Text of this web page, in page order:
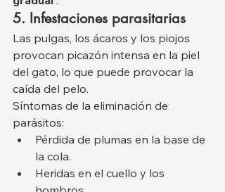
5. Infestaciones parasitarias
Las pulgas, los ácaros y los piojos
provocan picazón intensa en la piel
del gato, lo que puede provocar la
caída del pelo.
Síntomas de la eliminación de
parásitos:
Pérdida de plumas en la base de
la cola.
Heridas en el cuello y los